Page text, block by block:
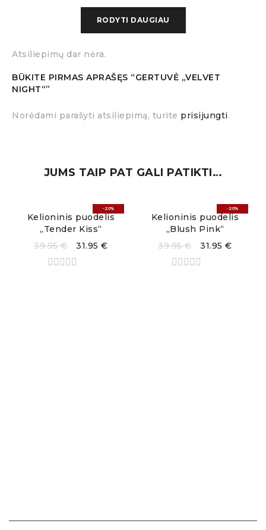
Su užsukamu, visiškai skysčiui nepralaidžiu
Su neslystančiu dugnu, užtikrinančiu geresnį
RODYTI DAUGIAU
Atsiliepimų dar nėra.
BŪKITE PIRMAS APRAŠĘS “GERTUVĖ „VELVET
NIGHT“”
Norėdami parašyti atsiliepimą, turite prisijungti.
JUMS TAIP PAT GALI PATIKTI…
-20%
Kelioninis puodelis
„Tender Kiss“
39.95€ 31.95€
-20%
Kelioninis puodelis
„Blush Pink“
39.95€ 31.95€